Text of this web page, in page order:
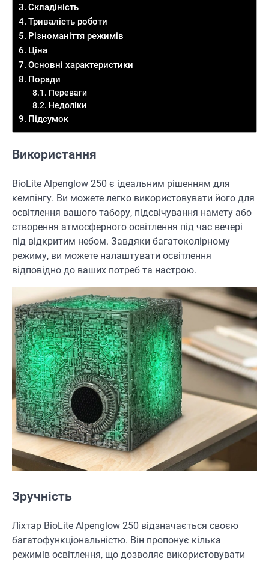
Складіність
Тривалість роботи
Різноманіття режимів
Ціна
Основні характеристики
Поради
Переваги
Недоліки
Підсумок
Використання
BioLite Alpenglow 250 є ідеальним рішенням для
кемпінгу. Ви можете легко використовувати його для
освітлення вашого табору, підсвічування намету або
створення атмосферного освітлення під час вечері
під відкритим небом. Завдяки багатоколірному
режиму, ви можете налаштувати освітлення
відповідно до ваших потреб та настрою.
Зручність
Ліхтар BioLite Alpenglow 250 відзначається своєю
багатофункціональністю. Він пропонує кілька
режимів освітлення, що дозволяє використовувати